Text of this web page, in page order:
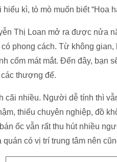
kì, tò mò muốn biết “Hoa
Thị Loan mở ra được nửa
phong cách. Từ không
cốm mát mắt. Đến đây, bạn
thượng đế.
cãi nhiều. Người dễ tính thì
thiếu chuyên nghiệp, đồ
ốc vẫn rất thu hút nhiều
có vị trí trung tâm nên